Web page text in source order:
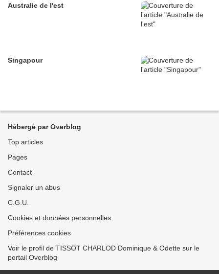
Australie de l'est
Singapour
Hébergé par Overblog
Top articles
Pages
Contact
Signaler un abus
C.G.U.
Cookies et données personnelles
Préférences cookies
Voir le profil de TISSOT CHARLOD Dominique & Odette sur le
portail Overblog